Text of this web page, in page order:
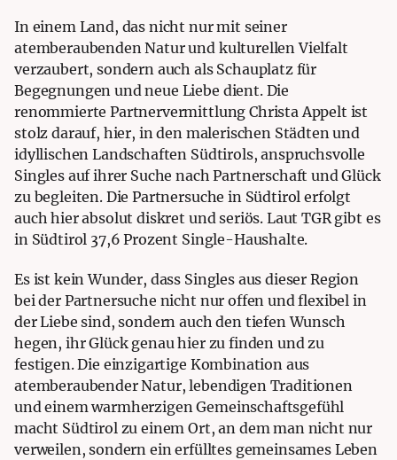
In einem Land, das nicht nur mit seiner
atemberaubenden Natur und kulturellen Vielfalt
verzaubert, sondern auch als Schauplatz für
Begegnungen und neue Liebe dient. Die
renommierte Partnervermittlung Christa Appelt ist
stolz darauf, hier, in den malerischen Städten und
idyllischen Landschaften Südtirols, anspruchsvolle
Singles auf ihrer Suche nach Partnerschaft und Glück
zu begleiten. Die Partnersuche in Südtirol erfolgt
auch hier absolut diskret und seriös. Laut TGRgibt es
in Südtirol 37,6 Prozent Single-Haushalte.
Es ist kein Wunder, dass Singles aus dieser Region
bei der Partnersuche nicht nur offen und flexibel in
der Liebe sind, sondern auch den tiefen Wunsch
hegen, ihr Glück genau hier zu finden und zu
festigen. Die einzigartige Kombination aus
atemberaubender Natur, lebendigen Traditionen
und einem warmherzigen Gemeinschaftsgefühl
macht Südtirol zu einem Ort, an dem man nicht nur
verweilen, sondern ein erfülltes gemeinsames Leben